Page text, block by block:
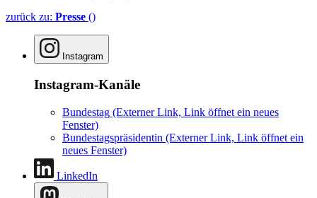
zurück zu: Presse ()
Instagram
Instagram-Kanäle
Bundestag (Externer Link, Link öffnet ein neues
Fenster)
Bundestagspräsidentin (Externer Link, Link öffnet ein
neues Fenster)
LinkedIn